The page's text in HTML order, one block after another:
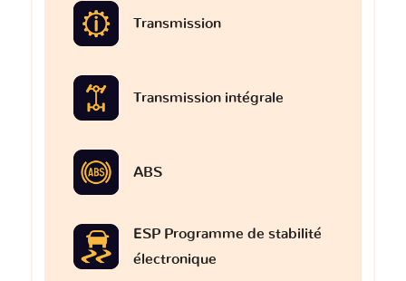
Transmission
Transmission intégrale
ABS
ESP Programme de stabilité
électronique